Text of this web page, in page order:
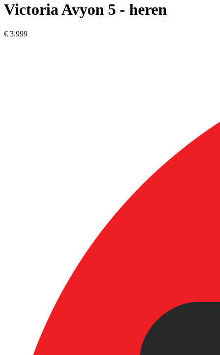
VictoriaAvyon 5 - heren
€ 3.999